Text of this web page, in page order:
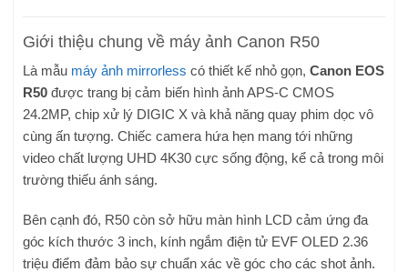
Giới thiệu chung về máy ảnh Canon R50
Là mẫu máy ảnh mirrorless có thiết kế nhỏ gọn, Canon EOS
R50 được trang bị cảm biến hình ảnh APS-C CMOS
24.2MP, chip xử lý DIGIC X và khả năng quay phim dọc vô
cùng ấn tượng. Chiếc camera hứa hẹn mang tới những
video chất lượng UHD 4K30 cực sống động, kể cả trong môi
trường thiếu ánh sáng.
Bên cạnh đó, R50 còn sở hữu màn hình LCD cảm ứng đa
góc kích thước 3 inch, kính ngắm điện tử EVF OLED 2.36
triệu điểm đảm bảo sự chuẩn xác về góc cho các shot ảnh.